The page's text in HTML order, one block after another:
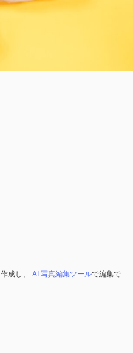
成し、 AI 写真編集ツールで編集で